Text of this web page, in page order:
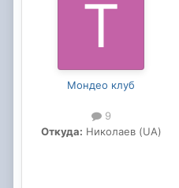
Мондео клуб
9
Откуда: Николаев (UA)